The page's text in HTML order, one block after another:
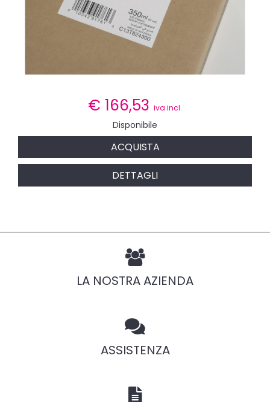
€ 166,53 iva incl.
Disponibile
ACQUISTA
DETTAGLI
LA NOSTRA AZIENDA
ASSISTENZA